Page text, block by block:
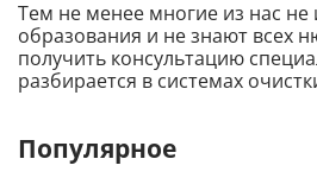
Тем не менее многие из нас
образования и не знают всех
получить консультацию
разбирается в системах
Популярное